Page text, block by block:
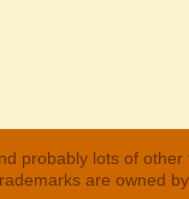
probably lots of
are owned